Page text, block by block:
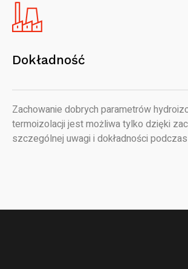
Dokładność
Zachowanie dobrych parametrów
termoizolacji jest możliwa tylko dzięki
szczególnej uwagi i dokładności